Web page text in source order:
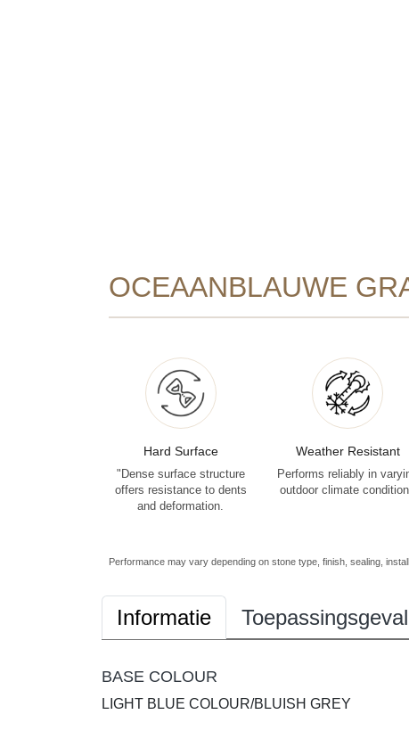
OCEAANBLAUWE
Hard Surface
"Dense surface structure
offers resistance to dents
and deformation.
Weather Resistant
Performs reliably in
outdoor climate
Performance may vary depending on stone type, finish, sealing,
Informatie
BASE COLOUR
LIGHT BLUE COLOUR/BLUISH GREY